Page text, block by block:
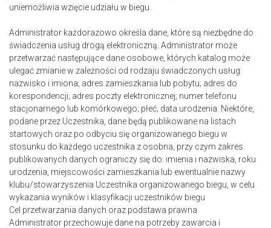
uniemożliwia wzięcie udziału w biegu.
Administrator każdorazowo określa dane, które są niezbędne do
świadczenia usług drogą elektroniczną. Administrator może
przetwarzać następujące dane osobowe, których katalog może
ulegać zmianie w zależności od rodzaju świadczonych usług:
nazwisko i imiona; adres zamieszkania lub pobytu; adres do
korespondencji; adres poczty elektronicznej; numer telefonu
stacjonarnego lub komórkowego; płeć; data urodzenia. Niektóre,
podane przez Uczestnika, dane będą publikowane na listach
startowych oraz po odbyciu się organizowanego biegu w
stosunku do każdego uczestnika z osobna, przy czym zakres
publikowanych danych ograniczy się do: imienia i nazwiska, roku
urodzenia, miejscowości zamieszkania lub ewentualnie nazwy
klubu/stowarzyszenia Uczestnika organizowanego biegu, w celu
wykazania wyników i klasyfikacji uczestników biegu
Cel przetwarzania danych oraz podstawa prawna
Administrator przechowuje dane na potrzeby zawarcia i